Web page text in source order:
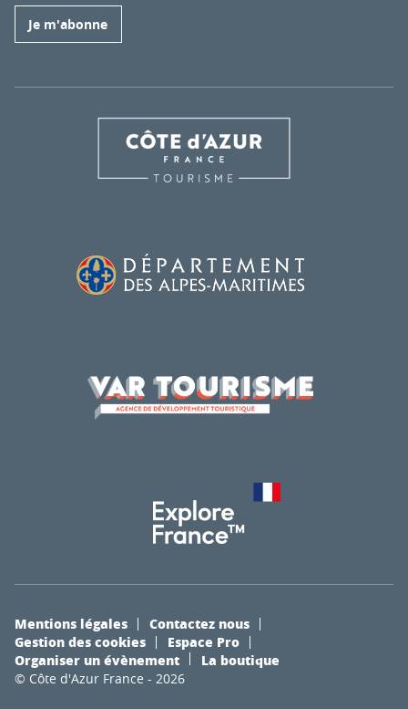
Je m'abonne
© Côte d'Azur France - 2026
Mentions légales
Contactez nous
Gestion des cookies
Espace Pro
Organiser un évènement
La boutique